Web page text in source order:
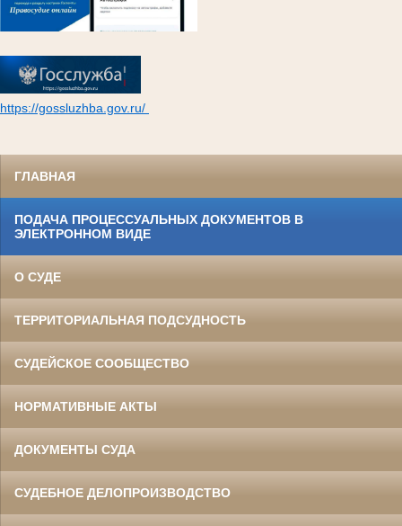
https://gossluzhba.gov.ru/
ГЛАВНАЯ
ПОДАЧА ПРОЦЕССУАЛЬНЫХ ДОКУМЕНТОВ В
ЭЛЕКТРОННОМ ВИДЕ
О СУДЕ
ТЕРРИТОРИАЛЬНАЯ ПОДСУДНОСТЬ
СУДЕЙСКОЕ СООБЩЕСТВО
НОРМАТИВНЫЕ АКТЫ
ДОКУМЕНТЫ СУДА
СУДЕБНОЕ ДЕЛОПРОИЗВОДСТВО